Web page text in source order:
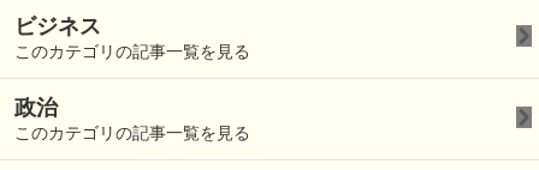
ビジネス
このカテゴリの記事一覧を見る
政治
このカテゴリの記事一覧を見る